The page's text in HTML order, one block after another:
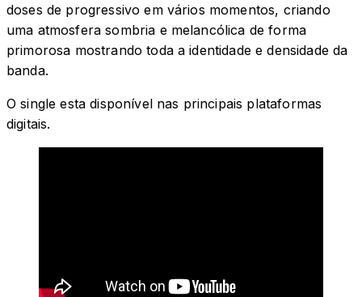
doses de progressivo em vários momentos, criando
uma atmosfera sombria e melancólica de forma
primorosa mostrando toda a identidade e densidade da
banda.
O single esta disponível nas principais plataformas
digitais.